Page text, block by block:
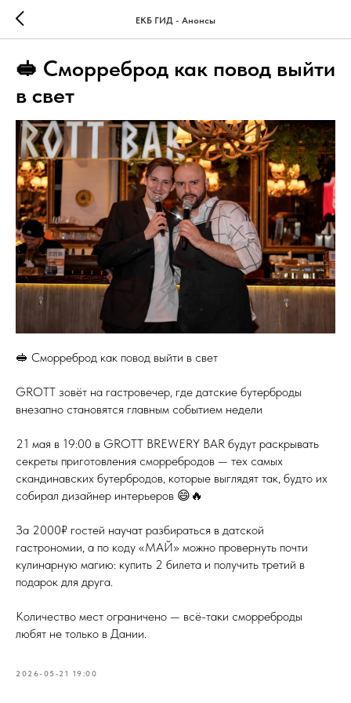
ЕКБ ГИД - Анонсы
🥪 Сморреброд как повод выйти
в свет
🥪 Сморреброд как повод выйти в свет
GROTT зовёт на гастровечер, где датские бутерброды
внезапно становятся главным событием недели
21 мая в 19:00 в GROTT BREWERY BAR будут раскрывать
секреты приготовления сморребродов — тех самых
скандинавских бутербродов, которые выглядят так, будто их
собирал дизайнер интерьеров 😄🔥
За 2000₽ гостей научат разбираться в датской
гастрономии, а по коду «МАЙ» можно провернуть почти
кулинарную магию: купить 2 билета и получить третий в
подарок для друга.
Количество мест ограничено — всё-таки сморреброды
любят не только в Дании.
2026-05-21 19:00